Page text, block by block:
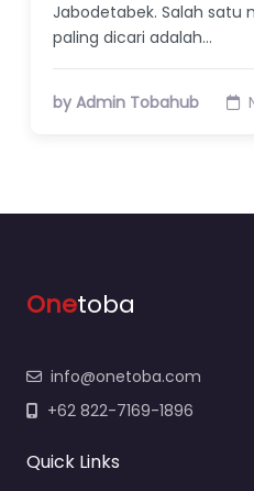
Jabodetabek. Salah satu
paling dicari adalah…
by Admin Tobahub
Onetoba
info@onetoba.com
+62 822-7169-1896
Quick Links